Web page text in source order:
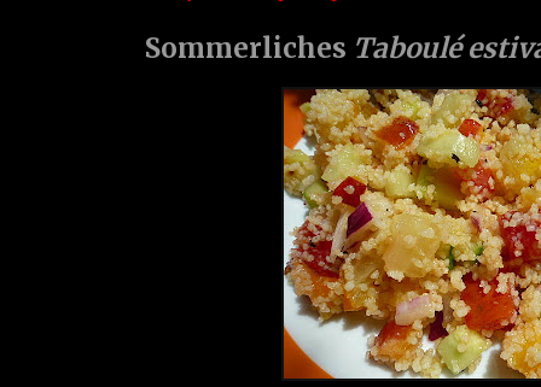
Sommerliches Taboulé